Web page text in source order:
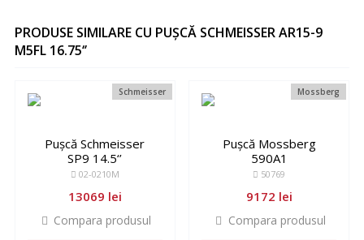
PRODUSE SIMILARE CU PUȘCĂ SCHMEISSER AR15-9
M5FL 16.75​‘’
Schmeisser
Pușcă Schmeisser
SP9 14.5‘’
02-0210M
13069 lei
Compara produsul
Mossberg
Pușcă Mossberg
590A1
50769
9172 lei
Compara produsul